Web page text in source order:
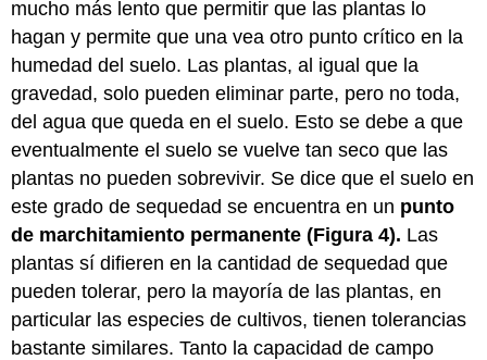
mucho más lento que permitir que las plantas lo
hagan y permite que una vea otro punto crítico en la
humedad del suelo. Las plantas, al igual que la
gravedad, solo pueden eliminar parte, pero no toda,
del agua que queda en el suelo. Esto se debe a que
eventualmente el suelo se vuelve tan seco que las
plantas no pueden sobrevivir. Se dice que el suelo en
este grado de sequedad se encuentra en un punto
de marchitamiento permanente (Figura 4). Las
plantas sí difieren en la cantidad de sequedad que
pueden tolerar, pero la mayoría de las plantas, en
particular las especies de cultivos, tienen tolerancias
bastante similares. Tanto la capacidad de campo